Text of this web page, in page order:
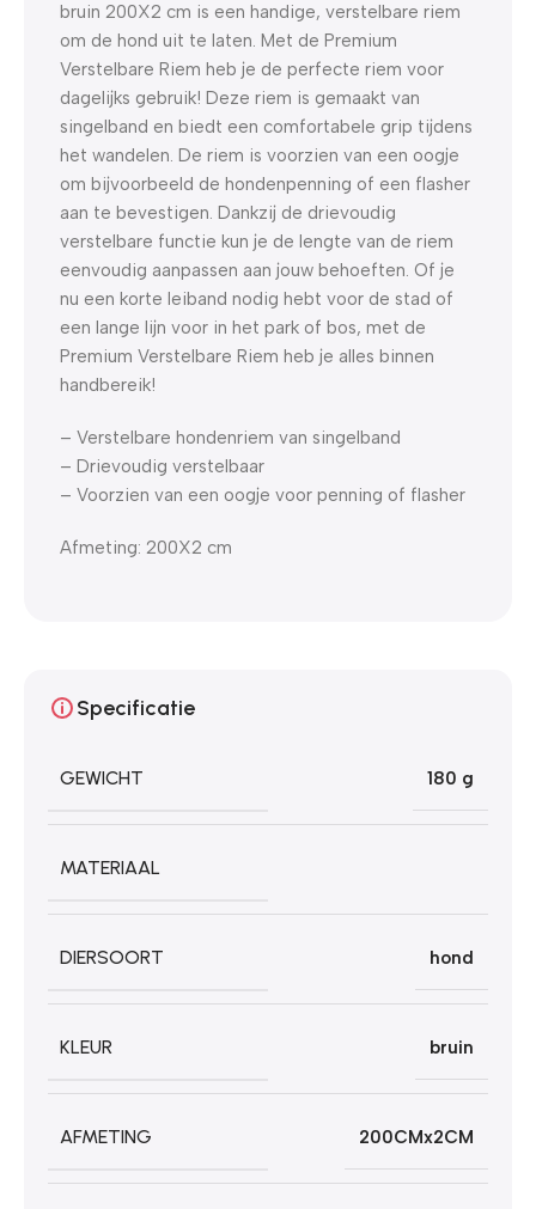
bruin 200X2 cm is een handige, verstelbare riem
om de hond uit te laten. Met de Premium
Verstelbare Riem heb je de perfecte riem voor
dagelijks gebruik! Deze riem is gemaakt van
singelband en biedt een comfortabele grip tijdens
het wandelen. De riem is voorzien van een oogje
om bijvoorbeeld de hondenpenning of een flasher
aan te bevestigen. Dankzij de drievoudig
verstelbare functie kun je de lengte van de riem
eenvoudig aanpassen aan jouw behoeften. Of je
nu een korte leiband nodig hebt voor de stad of
een lange lijn voor in het park of bos, met de
Premium Verstelbare Riem heb je alles binnen
handbereik!
– Verstelbare hondenriem van singelband
– Drievoudig verstelbaar
– Voorzien van een oogje voor penning of flasher
Afmeting: 200X2 cm
Specificatie
GEWICHT 180 g
MATERIAAL
DIERSOORT hond
KLEUR bruin
AFMETING 200CMx2CM